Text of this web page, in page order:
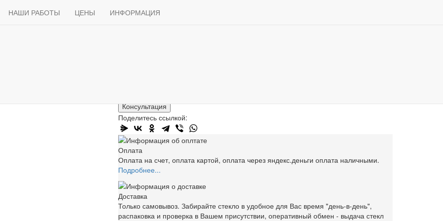
Доставка Способы оплаты Статьи Контакты
НАШИ РАБОТЫ ЦЕНЫ ИНФОРМАЦИЯ
ДЛЯ ЛЕГКОВЫХ АВТО Боковые стекла
Консультация
Поделитесь ссылкой:
Оплата
Оплата на счет, оплата картой, оплата через яндекс.деньги оплата наличными.
Подробнее...
Доставка
Только самовывоз. Забирайте стекло в удобное для Вас время "день-в-день",
распаковка и проверка в Вашем присутствии, оперативный обмен - выдача стекл